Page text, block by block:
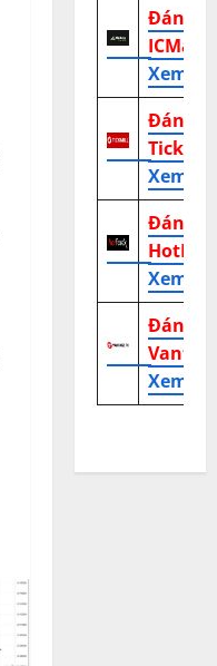
Đánh
Xem
Đánh
TickMill
Xem
Đánh
Xem
Đánh
Xem